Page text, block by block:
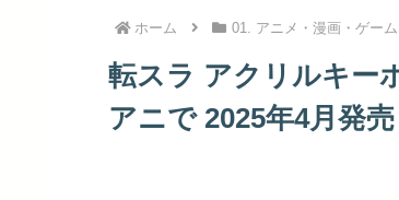
ホーム 01. アニメ・漫画・ゲー
転スラ アクリルキー
アニで 2025年4月発売